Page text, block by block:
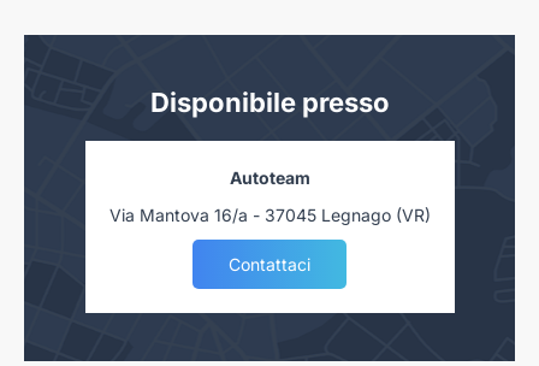
Driving Mode Select - selettore stile di guida
anteriori e posteriori con frenata di emergenza
Disponibile presso
Autoteam
Via Mantova 16/a - 37045 Legnago (VR)
Contattaci